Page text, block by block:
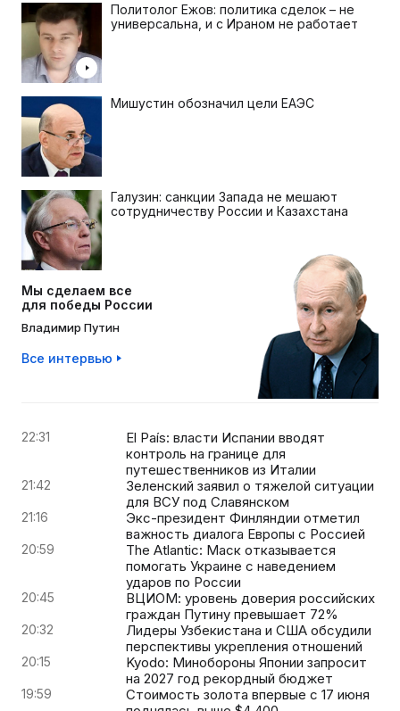
Политолог Ежов: политика сделок – не
универсальна, и с Ираном не работает
Мишустин обозначил цели ЕАЭС
Галузин: санкции Запада не мешают
сотрудничеству России и Казахстана
Мы сделаем все
для победы России
Владимир Путин
Все интервью
22:31
El País: власти Испании вводят
контроль на границе для
путешественников из Италии
21:42
Зеленский заявил о тяжелой ситуации
для ВСУ под Славянском
21:16
Экс-президент Финляндии отметил
важность диалога Европы с Россией
20:59
The Atlantic: Маск отказывается
помогать Украине с наведением
ударов по России
20:45
ВЦИОМ: уровень доверия российских
граждан Путину превышает 72%
20:32
Лидеры Узбекистана и США обсудили
перспективы укрепления отношений
20:15
Kyodo: Минобороны Японии запросит
на 2027 год рекордный бюджет
19:59
Стоимость золота впервые с 17 июня